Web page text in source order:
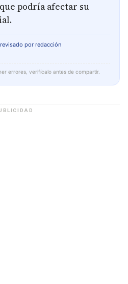
podría afectar su
por redacción
errores, verifícalo antes de compartir.